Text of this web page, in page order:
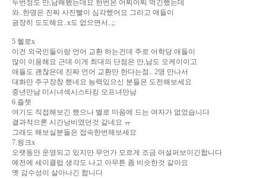
두번정도 만,남해봤는데요 한번은 어찌어찌 먹긴했는데
와..한명은 진짜 사진빨이 심각했어요 그리고 애들이
굉장히 도도해요..x도 없으면서..;;
5 헬로x
이건 외국인들이랑 언어 교환 하는건데 주로 어학당 애들이
많이 이용해요 근데 이게 최대의 단점은 만,남도 오케이이고
애들도 괜찮은데 진짜 언어 교환만 한다는점.. 2명 만나서
대화만 주구장창 했네요 능력있으신 분들은 도전해보세요
중년만남 미시녀섹시스타킹 오프녀만남
6.즐챗
여기도 직접해보긴 했으나 별로 마음에 드는 여자가 없었습니다
결과적으론 시간낭비였던것 같네요 ㅠ
그래도 해보실분들은 접속한번해보세요
7.윙크x
오랫동안 운영되고 있지만 무언가 모르게 조금 어설퍼보이긴합니다
예전에 세이클럽 생각도 나고 아무튼 좀 비슷한것 같아요
옛 감수성이 살아나긴 합니다